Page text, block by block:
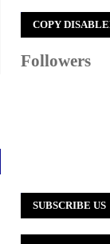
COPY
Followers
SUBSCRIBE US